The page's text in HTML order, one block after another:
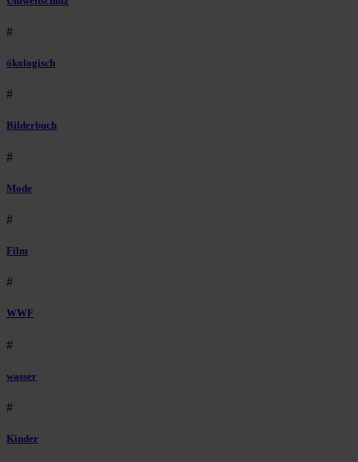
#
ökologisch
#
Bilderbuch
#
Mode
#
Film
#
WWF
#
wasser
#
Kinder